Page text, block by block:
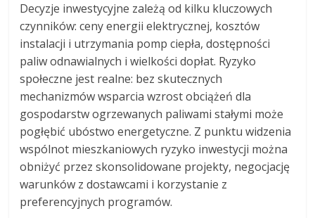
Decyzje inwestycyjne zależą od kilku kluczowych
czynników: ceny energii elektrycznej, kosztów
instalacji i utrzymania pomp ciepła, dostępności
paliw odnawialnych i wielkości dopłat. Ryzyko
społeczne jest realne: bez skutecznych
mechanizmów wsparcia wzrost obciążeń dla
gospodarstw ogrzewanych paliwami stałymi może
pogłębić ubóstwo energetyczne. Z punktu widzenia
wspólnot mieszkaniowych ryzyko inwestycji można
obniżyć przez skonsolidowane projekty, negocjację
warunków z dostawcami i korzystanie z
preferencyjnych programów.